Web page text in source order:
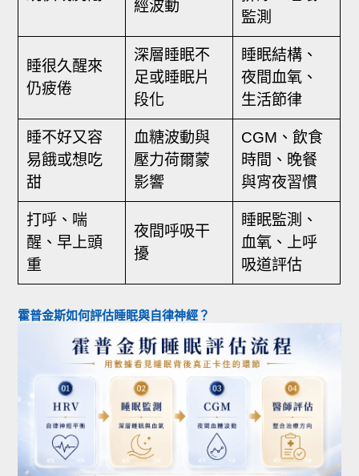
經波動
監測
睡很久醒來
仍疲倦
深層睡眠不
足或睡眠片
段化
睡眠結構、
夜間血氧、
生活節律
睡不好又容
易餓或想吃
甜
血糖波動與
壓力荷爾蒙
影響
CGM、飲食
時間、晚餐
與宵夜習慣
打呼、喘
醒、早上頭
重
夜間呼吸干
擾
睡眠監測、
血氧、上呼
吸道評估
霍普金斯如何評估睡眠與自律神經？